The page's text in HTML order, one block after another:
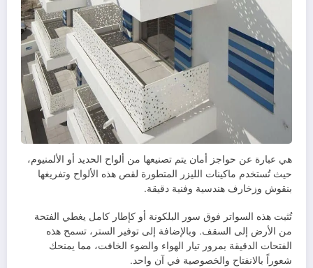
هي عبارة عن حواجز أمان يتم تصنيعها من ألواح الحديد أو الألمنيوم،
حيث تُستخدم ماكينات الليزر المتطورة لقص هذه الألواح وتفريغها
بنقوش وزخارف هندسية وفنية دقيقة.
تُثبت هذه السواتر فوق سور البلكونة أو كإطار كامل يغطي الفتحة
من الأرض إلى السقف. وبالإضافة إلى توفير الستر، تسمح هذه
الفتحات الدقيقة بمرور تيار الهواء والضوء الخافت، مما يمنحك
شعوراً بالانفتاح والخصوصية في آن واحد.